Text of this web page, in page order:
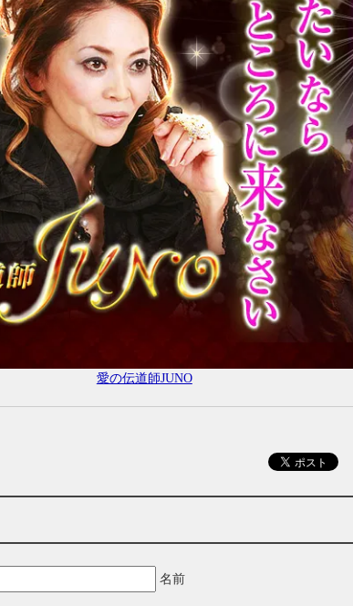
愛の伝道師JUNO
名前